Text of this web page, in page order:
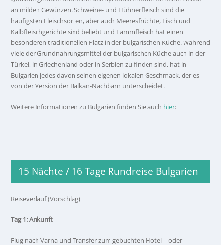
an milden Gewürzen. Schweine- und Hühnerfleisch sind die
häufigsten Fleischsorten, aber auch Meeresfrüchte, Fisch und
Kalbfleischgerichte sind beliebt und Lammfleisch hat einen
besonderen traditionellen Platz in der bulgarischen Küche. Während
viele der Grundnahrungsmittel der bulgarischen Küche auch in der
Türkei, in Griechenland oder in Serbien zu finden sind, hat in
Bulgarien jedes davon seinen eigenen lokalen Geschmack, der es
von der Version der Balkan-Nachbarn unterscheidet.
Weitere Informationen zu Bulgarien finden Sie auch hier:
15 Nächte / 16 Tage Rundreise Bulgarien
Reiseverlauf (Vorschlag)
Tag 1: Ankunft
Flug nach Varna und Transfer zum gebuchten Hotel – oder